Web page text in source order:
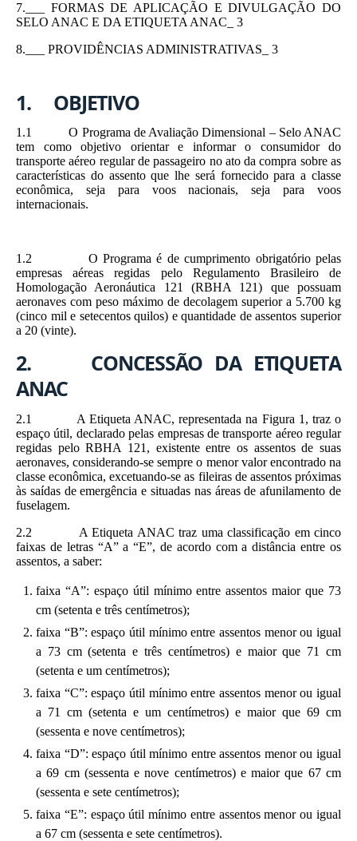
7.___ FORMAS DE APLICAÇÃO E DIVULGAÇÃO DO
SELO ANAC E DA ETIQUETA ANAC_ 3
8.___ PROVIDÊNCIAS ADMINISTRATIVAS_ 3
1. OBJETIVO
1.1 O Programa de Avaliação Dimensional – Selo ANAC
tem como objetivo orientar e informar o consumidor do
transporte aéreo regular de passageiro no ato da compra sobre as
características do assento que lhe será fornecido para a classe
econômica, seja para voos nacionais, seja para voos
internacionais.
1.2 O Programa é de cumprimento obrigatório pelas
empresas aéreas regidas pelo Regulamento Brasileiro de
Homologação Aeronáutica 121 (RBHA 121) que possuam
aeronaves com peso máximo de decolagem superior a 5.700 kg
(cinco mil e setecentos quilos) e quantidade de assentos superior
a 20 (vinte).
2. CONCESSÃO DA ETIQUETA
ANAC
2.1 A Etiqueta ANAC, representada na Figura 1, traz o
espaço útil, declarado pelas empresas de transporte aéreo regular
regidas pelo RBHA 121, existente entre os assentos de suas
aeronaves, considerando-se sempre o menor valor encontrado na
classe econômica, excetuando-se as fileiras de assentos próximas
às saídas de emergência e situadas nas áreas de afunilamento de
fuselagem.
2.2 A Etiqueta ANAC traz uma classificação em cinco
faixas de letras “A” a “E”, de acordo com a distância entre os
assentos, a saber:
faixa “A”: espaço útil mínimo entre assentos maior que 73
cm (setenta e três centímetros);
faixa “B”: espaço útil mínimo entre assentos menor ou igual
a 73 cm (setenta e três centímetros) e maior que 71 cm
(setenta e um centímetros);
faixa “C”: espaço útil mínimo entre assentos menor ou igual
a 71 cm (setenta e um centímetros) e maior que 69 cm
(sessenta e nove centímetros);
faixa “D”: espaço útil mínimo entre assentos menor ou igual
a 69 cm (sessenta e nove centímetros) e maior que 67 cm
(sessenta e sete centímetros);
faixa “E”: espaço útil mínimo entre assentos menor ou igual
a 67 cm (sessenta e sete centímetros).